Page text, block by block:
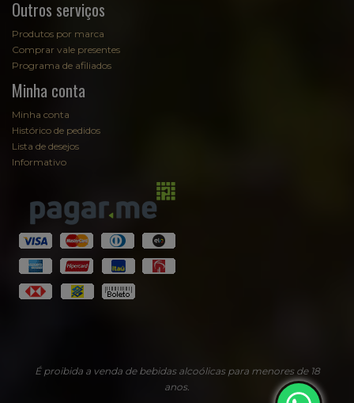
Outros serviços
Produtos por marca
Comprar vale presentes
Programa de afiliados
Minha conta
Minha conta
Histórico de pedidos
Lista de desejos
Informativo
É proibida a venda de bebidas alcoólicas para menores de 18
anos.